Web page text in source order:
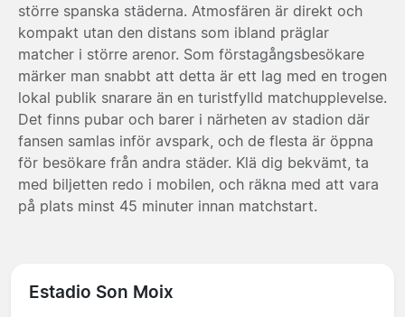
större spanska städerna. Atmosfären är direkt och
kompakt utan den distans som ibland präglar
matcher i större arenor. Som förstagångsbesökare
märker man snabbt att detta är ett lag med en trogen
lokal publik snarare än en turistfylld matchupplevelse.
Det finns pubar och barer i närheten av stadion där
fansen samlas inför avspark, och de flesta är öppna
för besökare från andra städer. Klä dig bekvämt, ta
med biljetten redo i mobilen, och räkna med att vara
på plats minst 45 minuter innan matchstart.
Estadio Son Moix